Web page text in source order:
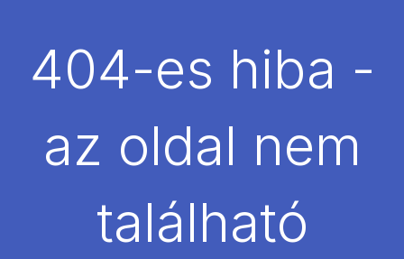
BÉREL
404-es hiba -
az oldal nem
található